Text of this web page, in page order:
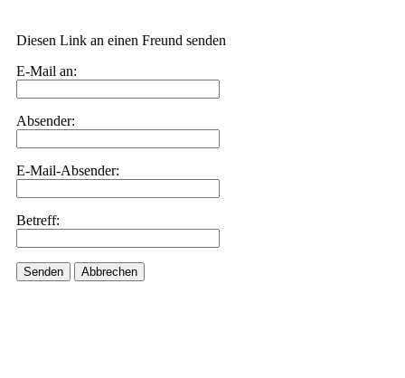
Diesen Link an einen Freund senden
E-Mail an:
Absender:
E-Mail-Absender:
Betreff:
Senden Abbrechen